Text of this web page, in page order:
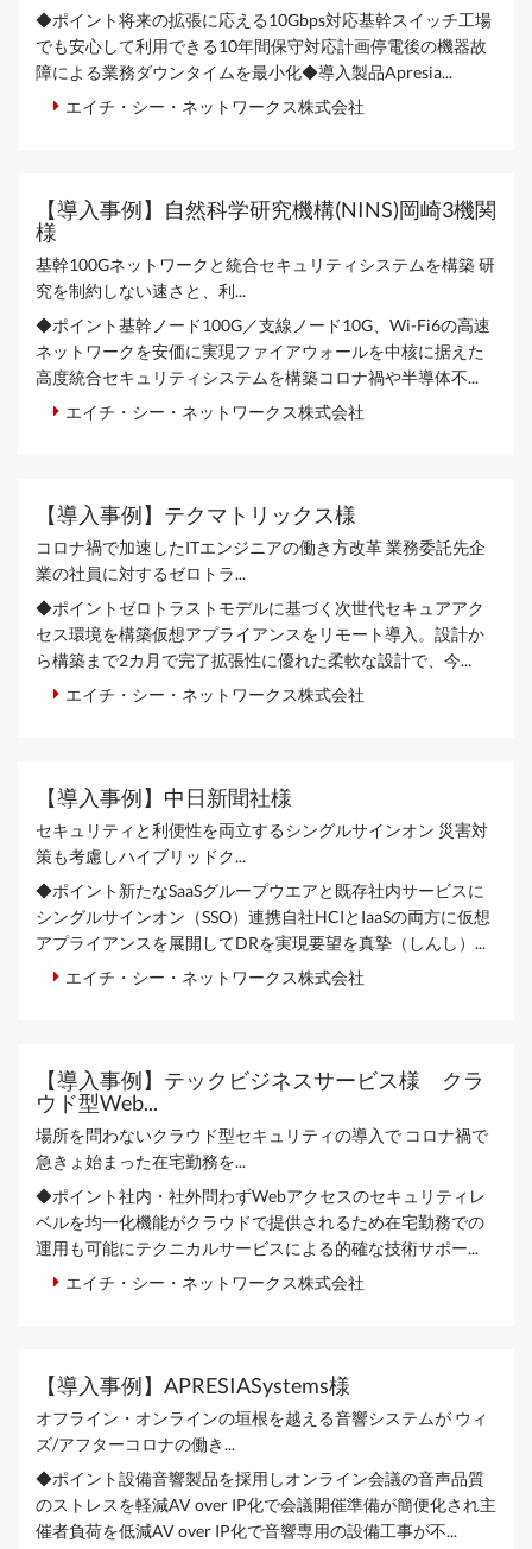
◆ポイント将来の拡張に応える10Gbps対応基幹スイッチ工場
でも安心して利用できる10年間保守対応計画停電後の機器故
障による業務ダウンタイムを最小化◆導入製品Apresia...
エイチ・シー・ネットワークス株式会社
【導入事例】自然科学研究機構(NINS)岡崎3機関
様
基幹100Gネットワークと統合セキュリティシステムを構築 研
究を制約しない速さと、利...
◆ポイント基幹ノード100G／支線ノード10G、Wi-Fi6の高速
ネットワークを安価に実現ファイアウォールを中核に据えた
高度統合セキュリティシステムを構築コロナ禍や半導体不...
エイチ・シー・ネットワークス株式会社
【導入事例】テクマトリックス様
コロナ禍で加速したITエンジニアの働き方改革 業務委託先企
業の社員に対するゼロトラ...
◆ポイントゼロトラストモデルに基づく次世代セキュアアク
セス環境を構築仮想アプライアンスをリモート導入。設計か
ら構築まで2カ月で完了拡張性に優れた柔軟な設計で、今...
エイチ・シー・ネットワークス株式会社
【導入事例】中日新聞社様
セキュリティと利便性を両立するシングルサインオン 災害対
策も考慮しハイブリッドク...
◆ポイント新たなSaaSグループウエアと既存社内サービスに
シングルサインオン（SSO）連携自社HCIとIaaSの両方に仮想
アプライアンスを展開してDRを実現要望を真摯（しんし）...
エイチ・シー・ネットワークス株式会社
【導入事例】テックビジネスサービス様 クラ
ウド型Web...
場所を問わないクラウド型セキュリティの導入で コロナ禍で
急きょ始まった在宅勤務を...
◆ポイント社内・社外問わずWebアクセスのセキュリティレ
ベルを均一化機能がクラウドで提供されるため在宅勤務での
運用も可能にテクニカルサービスによる的確な技術サポー...
エイチ・シー・ネットワークス株式会社
【導入事例】APRESIASystems様
オフライン・オンラインの垣根を越える音響システムが ウィ
ズ/アフターコロナの働き...
◆ポイント設備音響製品を採用しオンライン会議の音声品質
のストレスを軽減AV over IP化で会議開催準備が簡便化され主
催者負荷を低減AV over IP化で音響専用の設備工事が不...